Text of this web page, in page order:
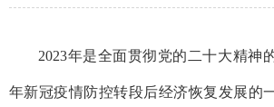
2023年是全面贯彻党的二十大精神
年新冠疫情防控转段后经济恢复发展的